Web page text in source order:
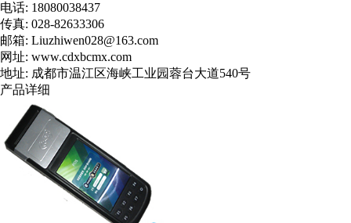
电话: 18080038437
传真: 028-82633306
邮箱: Liuzhiwen028@163.com
网址: www.cdxbcmx.com
地址: 成都市温江区海峡工业园蓉台大道540号
产品详细